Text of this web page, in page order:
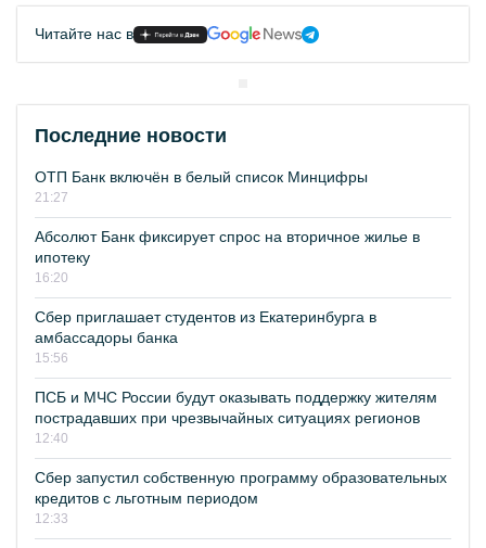
Читайте нас в
Последние новости
ОТП Банк включён в белый список Минцифры
21:27
Абсолют Банк фиксирует спрос на вторичное жилье в
ипотеку
16:20
Сбер приглашает студентов из Екатеринбурга в
амбассадоры банка
15:56
ПСБ и МЧС России будут оказывать поддержку жителям
пострадавших при чрезвычайных ситуациях регионов
12:40
Сбер запустил собственную программу образовательных
кредитов с льготным периодом
12:33